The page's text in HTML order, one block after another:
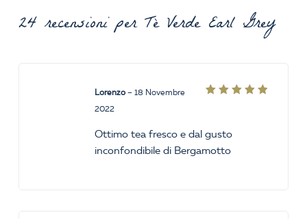
24 recensioni per Tè Verde Earl Grey
Lorenzo – 18 Novembre
2022
Ottimo tea fresco e dal gusto
inconfondibile di Bergamotto